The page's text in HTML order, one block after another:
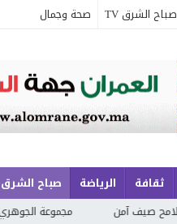
صباح الشرق TV صحة وجمال
ثقافة الرياضة صباح الشرق TV
مجموعة الجوهري بمارينا